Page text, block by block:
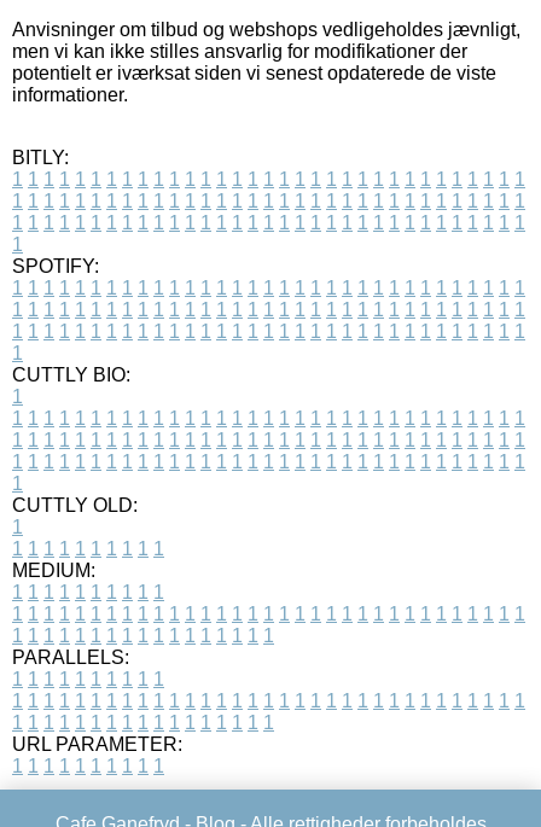
Anvisninger om tilbud og webshops vedligeholdes jævnligt,
men vi kan ikke stilles ansvarlig for modifikationer der
potentielt er iværksat siden vi senest opdaterede de viste
informationer.
BITLY:
1 1 1 1 1 1 1 1 1 1 1 1 1 1 1 1 1 1 1 1 1 1 1 1 1 1 1 1 1 1 1 1 1
1 1 1 1 1 1 1 1 1 1 1 1 1 1 1 1 1 1 1 1 1 1 1 1 1 1 1 1 1 1 1 1 1
1 1 1 1 1 1 1 1 1 1 1 1 1 1 1 1 1 1 1 1 1 1 1 1 1 1 1 1 1 1 1 1 1
1
SPOTIFY:
1 1 1 1 1 1 1 1 1 1 1 1 1 1 1 1 1 1 1 1 1 1 1 1 1 1 1 1 1 1 1 1 1
1 1 1 1 1 1 1 1 1 1 1 1 1 1 1 1 1 1 1 1 1 1 1 1 1 1 1 1 1 1 1 1 1
1 1 1 1 1 1 1 1 1 1 1 1 1 1 1 1 1 1 1 1 1 1 1 1 1 1 1 1 1 1 1 1 1
1
CUTTLY BIO:
1
1 1 1 1 1 1 1 1 1 1 1 1 1 1 1 1 1 1 1 1 1 1 1 1 1 1 1 1 1 1 1 1 1
1 1 1 1 1 1 1 1 1 1 1 1 1 1 1 1 1 1 1 1 1 1 1 1 1 1 1 1 1 1 1 1 1
1 1 1 1 1 1 1 1 1 1 1 1 1 1 1 1 1 1 1 1 1 1 1 1 1 1 1 1 1 1 1 1 1
1
CUTTLY OLD:
1
1 1 1 1 1 1 1 1 1 1
MEDIUM:
1 1 1 1 1 1 1 1 1 1
1 1 1 1 1 1 1 1 1 1 1 1 1 1 1 1 1 1 1 1 1 1 1 1 1 1 1 1 1 1 1 1 1
1 1 1 1 1 1 1 1 1 1 1 1 1 1 1 1 1
PARALLELS:
1 1 1 1 1 1 1 1 1 1
1 1 1 1 1 1 1 1 1 1 1 1 1 1 1 1 1 1 1 1 1 1 1 1 1 1 1 1 1 1 1 1 1
1 1 1 1 1 1 1 1 1 1 1 1 1 1 1 1 1
URL PARAMETER:
1 1 1 1 1 1 1 1 1 1